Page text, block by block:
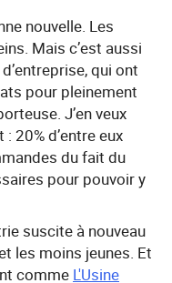
nouvelle. Les
Mais c’est aussi
qui ont
pour pleinement
J’en veux
20% d’entre eux
du fait du
pour pouvoir y
suscite à nouveau
les moins jeunes. Et
comme L'Usine